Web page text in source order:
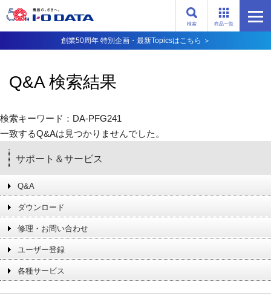
商品一覧
検索
創業50周年 特別企画・最新Topicsはこちら ＞
Q&A 検索結果
検索キーワード：DA-PFG241
一致するQ&Aは見つかりませんでした。
サポート＆サービス
Q&A
ダウンロード
修理・お問い合わせ
ユーザー登録
各種サービス